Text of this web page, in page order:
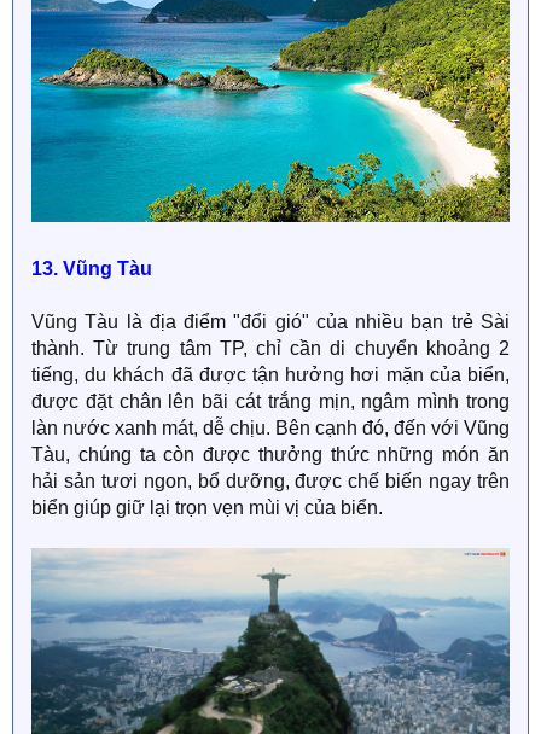
13. Vũng Tàu
Vũng Tàu là địa điểm "đổi gió" của nhiều bạn trẻ Sài
thành. Từ trung tâm TP, chỉ cần di chuyển khoảng 2
tiếng, du khách đã được tận hưởng hơi mặn của biển,
được đặt chân lên bãi cát trắng mịn, ngâm mình trong
làn nước xanh mát, dễ chịu. Bên cạnh đó, đến với Vũng
Tàu, chúng ta còn được thưởng thức những món ăn
hải sản tươi ngon, bổ dưỡng, được chế biến ngay trên
biển giúp giữ lại trọn vẹn mùi vị của biển.